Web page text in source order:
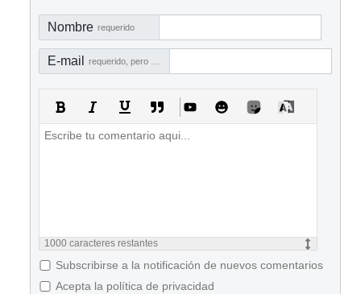
Nombre requerido
E-mail
1000 caracteres restantes
Subscribirse a la notificación de nuevos comentarios
Acepta la política de privacidad